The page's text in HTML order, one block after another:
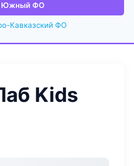
Южный ФО
Кавказский ФО
Kids